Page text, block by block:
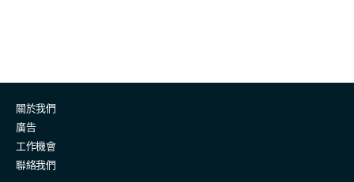
1905 年出生於 South Shields，她的父親在海關工作，家
庭比奧威爾更富裕、地位更高（Orwell 曾形容自己的家庭
是「中產階級」）。Eileen 學業優秀，當年以獎學金考進
關於我們
廣告
工作機會
聯絡我們